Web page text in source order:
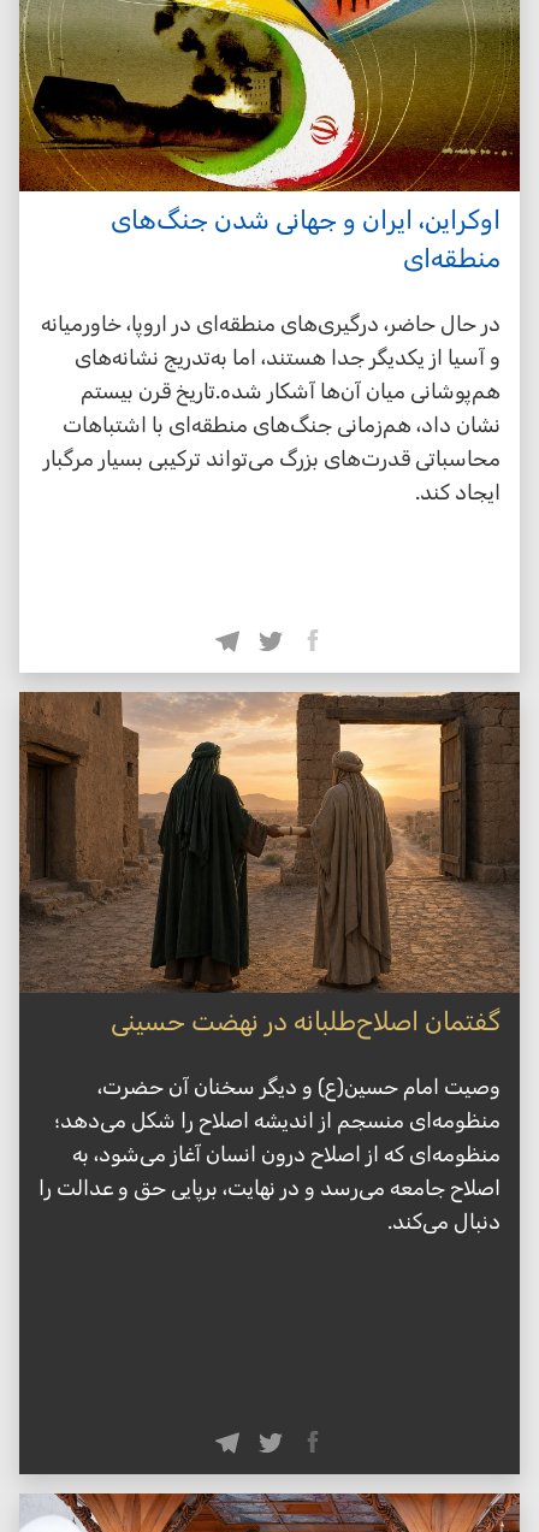
اوکراین، ایران و جهانی شدن جنگ‌های
منطقه‌ای
در حال حاضر، درگیری‌های منطقه‌ای در اروپا، خاورمیانه
و آسیا از یکدیگر جدا هستند، اما به‌تدریج نشانه‌های
هم‌پوشانی میان آن‌ها آشکار شده.تاریخ قرن بیستم
نشان داد، هم‌زمانی جنگ‌های منطقه‌ای با اشتباهات
محاسباتی قدرت‌های بزرگ می‌تواند ترکیبی بسیار مرگبار
ایجاد کند.
گفتمان اصلاح‌طلبانه در نهضت حسینی
وصیت امام حسین(ع) و دیگر سخنان آن حضرت،
منظومه‌ای منسجم از اندیشه اصلاح را شکل می‌دهد؛
منظومه‌ای که از اصلاح درون انسان آغاز می‌شود، به
اصلاح جامعه می‌رسد و در نهایت، برپایی حق و عدالت را
دنبال می‌کند.